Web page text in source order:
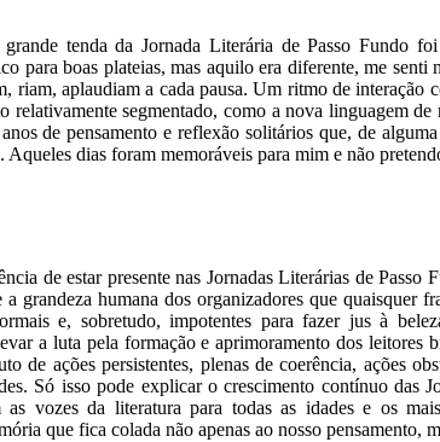
tenda da Jornada Literária de Passo Fundo
para boas plateias, mas aquilo era diferente, me senti
riam, aplaudiam a cada pausa. Um ritmo de interação
relativamente segmentado, como a nova linguagem
de pensamento e reflexão solitários que, de
dias foram memoráveis para mim e não
de estar presente nas Jornadas Literárias de Passo
grandeza humana dos organizadores que quaisquer
e, sobretudo, impotentes para fazer jus à
a luta pela formação e aprimoramento dos leitores
de ações persistentes, plenas de coerência, ações
Só isso pode explicar o crescimento contínuo das
as vozes da literatura para todas as idades e os
que fica colada não apenas ao nosso pensamento,